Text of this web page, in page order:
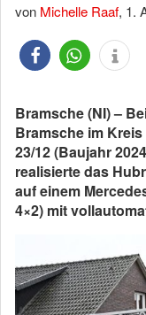
von Michelle Raaf, 1.
Bramsche (NI) –
Bramsche im
23/12 (Baujahr
realisierte das
auf einem
4×2) mit